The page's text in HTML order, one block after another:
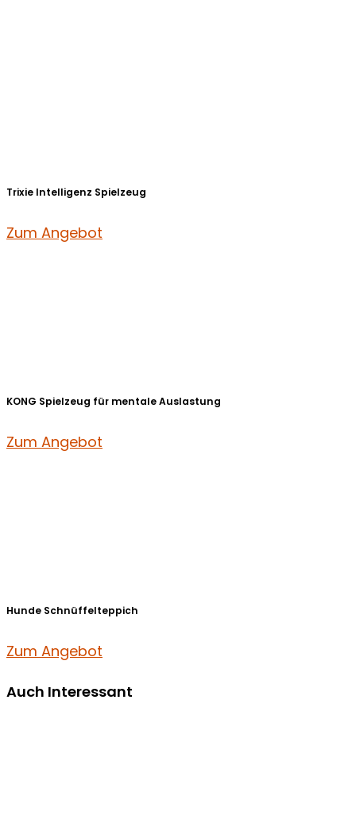
Trixie Intelligenz Spielzeug
Zum Angebot
KONG Spielzeug für mentale Auslastung
Zum Angebot
Hunde Schnüffelteppich
Zum Angebot
Auch Interessant